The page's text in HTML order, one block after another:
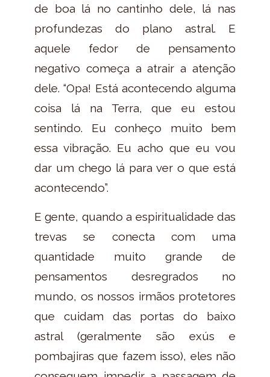
de boa lá no cantinho dele, lá nas
profundezas do plano astral. E
aquele fedor de pensamento
negativo começa a atrair a atenção
dele. “Opa! Está acontecendo alguma
coisa lá na Terra, que eu estou
sentindo. Eu conheço muito bem
essa vibração. Eu acho que eu vou
dar um chego lá para ver o que está
acontecendo”.
E gente, quando a espiritualidade das
trevas se conecta com uma
quantidade muito grande de
pensamentos desregrados no
mundo, os nossos irmãos protetores
que cuidam das portas do baixo
astral (geralmente são exús e
pombajiras que fazem isso), eles não